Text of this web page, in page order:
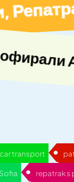
transport
repatrak s